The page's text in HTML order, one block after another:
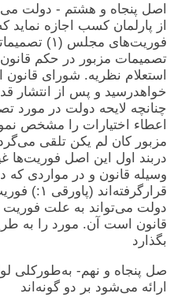
اصل پنجاه و هشتم - دولت
از پارلمان کسب اجازه
فوریت‌های
تصمیمات مزبور در حکم
استعلام نظریه. شورای
چنانچه لایحه دولت در مورد
اعطاء اختیارات را مشخص
مزبور کان لم یکن تلقی
دربند اول این اصل فوریت‌ها
وسیله قانون و در مواردی که
دولت می‌تواند به علت فوریت
قانون است آن. مورد را به
بگذارد
صل پنجاه و نهم- به‌طورکلی
ارائه می‌شود بر دو گونه‌اند